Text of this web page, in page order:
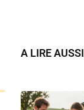
A LIRE AUSSI